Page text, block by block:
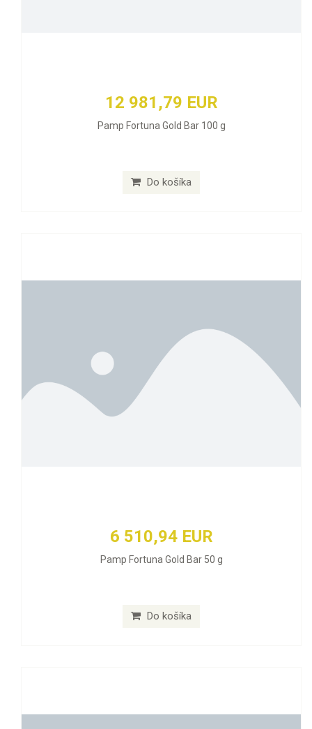
12 981,79 EUR
Pamp Fortuna Gold Bar 100 g
Do košíka
6 510,94 EUR
Pamp Fortuna Gold Bar 50 g
Do košíka